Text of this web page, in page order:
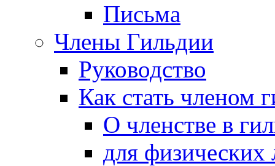
Письма
Члены Гильдии
Руководство
Как стать членом
О членстве в
для физических